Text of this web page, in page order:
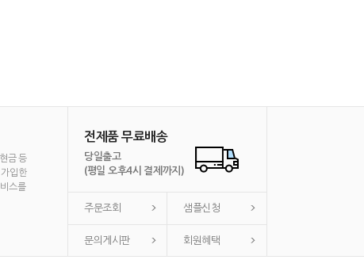
금 등
입한
스를
전제품 무료배송
당일출고
(평일 오후4시 결제까지)
주문조회 샘플신청
문의게시판 회원혜택